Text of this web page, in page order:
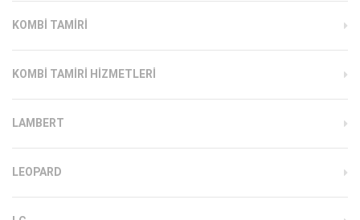
KOMBI TAMIRI
KOMBI TAMIRI HIZMETLERI
LAMBERT
LEOPARD